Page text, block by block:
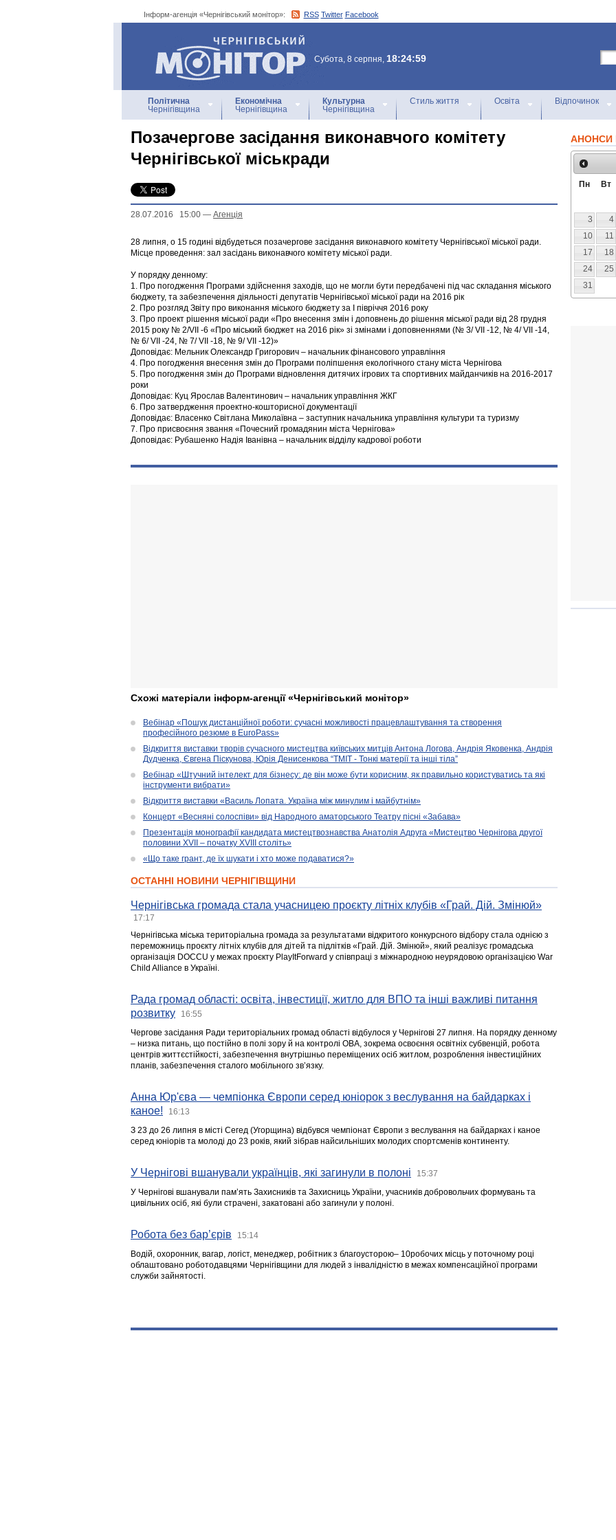
Інформ-агенція «Чернігівський монітор»: RSS Twitter Facebook
Інформ-агенція
«Чернігівський монітор»
Субота, 8 серпня, 18:24:59
Політична
Чернігівщина
Економічна
Чернігівщина
Культурна
Чернігівщина
Стиль життя Освіта Відпочинок
Позачергове засідання виконавчого комітету
Чернігівської міськради
28.07.2016 15:00 — Агенцiя
28 липня, о 15 годині відбудеться позачергове засідання виконавчого комітету Чернігівської міської ради.
Місце проведення: зал засідань виконавчого комітету міської ради.
У порядку денному:
1. Про погодження Програми здійснення заходів, що не могли бути передбачені під час складання міського
бюджету, та забезпечення діяльності депутатів Чернігівської міської ради на 2016 рік
2. Про розгляд Звіту про виконання міського бюджету за І півріччя 2016 року
3. Про проект рішення міської ради «Про внесення змін і доповнень до рішення міської ради від 28 грудня
2015 року № 2/VII -6 «Про міський бюджет на 2016 рік» зі змінами і доповненнями (№ 3/ VII -12, № 4/ VII -14,
№ 6/ VII -24, № 7/ VII -18, № 9/ VII -12)»
Доповідає: Мельник Олександр Григорович – начальник фінансового управління
4. Про погодження внесення змін до Програми поліпшення екологічного стану міста Чернігова
5. Про погодження змін до Програми відновлення дитячих ігрових та спортивних майданчиків на 2016-2017
роки
Доповідає: Куц Ярослав Валентинович – начальник управління ЖКГ
6. Про затвердження проектно-кошторисної документації
Доповідає: Власенко Світлана Миколаївна – заступник начальника управління культури та туризму
7. Про присвоєння звання «Почесний громадянин міста Чернігова»
Доповідає: Рубашенко Надія Іванівна – начальник відділу кадрової роботи
Схожі матеріали інформ-агенції «Чернігівський монітор»
Вебінар «Пошук дистанційної роботи: сучасні можливості працевлаштування та створення
професійного резюме в EuroPass»
Відкриття виставки творів сучасного мистецтва київських митців Антона Логова, Андрія Яковенка, Андрія
Дудченка, Євгена Піскунова, Юрія Денисенкова “ТМІТ - Тонкі матерії та інші тіла”
Вебінар «Штучний інтелект для бізнесу: де він може бути корисним, як правильно користуватись та які
інструменти вибрати»
Відкриття виставки «Василь Лопата. Україна між минулим і майбутнім»
Концерт «Весняні солоспіви» від Народного аматорського Театру пісні «Забава»
Презентація монографії кандидата мистецтвознавства Анатолія Адруга «Мистецтво Чернігова другої
половини XVII – початку XVIII століть»
«Що таке грант, де їх шукати і хто може подаватися?»
ОСТАННІ НОВИНИ ЧЕРНІГІВЩИНИ
Чернігівська громада стала учасницею проєкту літніх клубів «Грай. Дій. Змінюй»
17:17
Чернігівська міська територіальна громада за результатами відкритого конкурсного відбору стала однією з
переможниць проєкту літніх клубів для дітей та підлітків «Грай. Дій. Змінюй», який реалізує громадська
організація DOCCU у межах проєкту PlayItForward у співпраці з міжнародною неурядовою організацією War
Child Alliance в Україні.
Рада громад області: освіта, інвестиції, житло для ВПО та інші важливі питання
розвитку
16:55
Чергове засідання Ради територіальних громад області відбулося у Чернігові 27 липня. На порядку денному
– низка питань, що постійно в полі зору й на контролі ОВА, зокрема освоєння освітніх субвенцій, робота
центрів життєстійкості, забезпечення внутрішньо переміщених осіб житлом, розроблення інвестиційних
планів, забезпечення сталого мобільного зв’язку.
Анна Юр'єва — чемпіонка Європи серед юніорок з веслування на байдарках і
каное!
16:13
З 23 до 26 липня в місті Сегед (Угорщина) відбувся чемпіонат Європи з веслування на байдарках і каное
серед юніорів та молоді до 23 років, який зібрав найсильніших молодих спортсменів континенту.
У Чернігові вшанували українців, які загинули в полоні 15:37
У Чернігові вшанували пам’ять Захисників та Захисниць України, учасників добровольчих формувань та
цивільних осіб, які були страчені, закатовані або загинули у полоні.
Робота без бар’єрів 15:14
Водій, охоронник, вагар, логіст, менеджер, робітник з благоусторою– 10робочих місць у поточному році
облаштовано роботодавцями Чернігівщини для людей з інвалідністю в межах компенсаційної програми
служби зайнятості.
АНОНСИ
Пн Вт
3
4
10
11
17
18
24
25
31